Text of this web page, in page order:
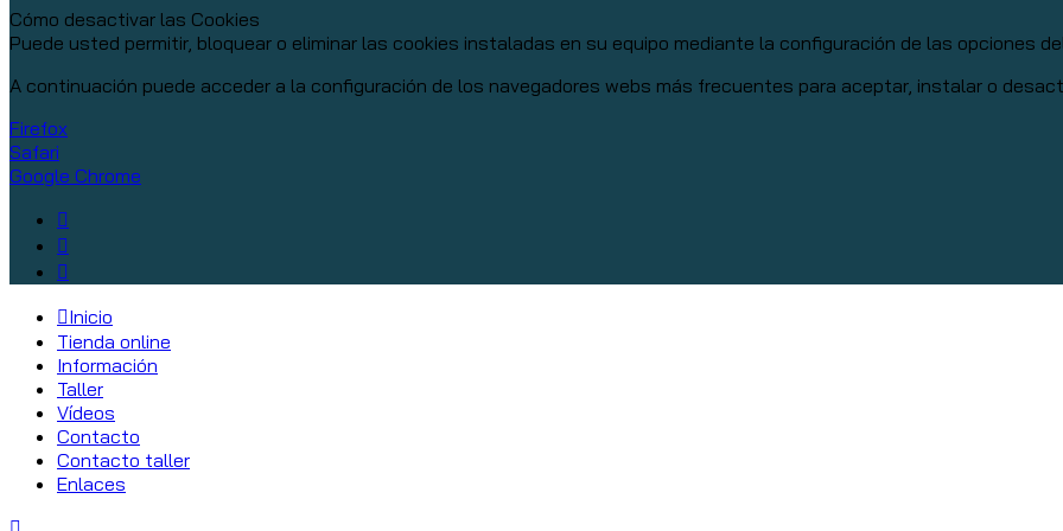
Cómo desactivar las Cookies
Puede usted permitir, bloquear o eliminar las cookies instaladas en su equipo mediante la configuración de las opciones
A continuación puede acceder a la configuración de los navegadores webs más frecuentes para aceptar, instalar o
Firefox
Safari
Google Chrome
Inicio
Tienda online
Información
Taller
Vídeos
Contacto
Contacto taller
Enlaces